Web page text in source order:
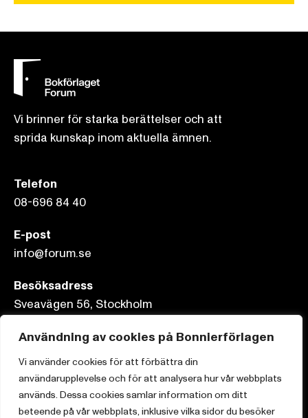
Användning av cookies på Bonnierförlagen
Vi använder cookies för att förbättra din
användarupplevelse och för att analysera hur vår webbplats
används. Dessa cookies samlar information om ditt
beteende på vår webbplats, inklusive vilka sidor du besöker
Vi brinner för starka berättelser och att
sprida kunskap inom aktuella ämnen.
Telefon
08-696 84 40
E-post
info@forum.se
Besöksadress
Sveavägen 56, Stockholm
Postadress
Box 3159, 103 63 Stockholm